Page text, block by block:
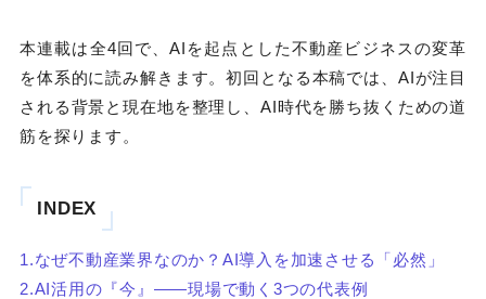
本連載は全4回で、AIを起点とした不動産ビジネスの変革
を体系的に読み解きます。初回となる本稿では、AIが注目
される背景と現在地を整理し、AI時代を勝ち抜くための道
筋を探ります。
INDEX
1.なぜ不動産業界なのか？AI導入を加速させる「必然」
2.AI活用の『今』――現場で動く3つの代表例